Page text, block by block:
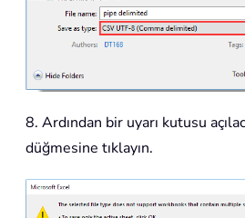
8. Ardından bir uyarı kutusu
düğmesine tıklayın.